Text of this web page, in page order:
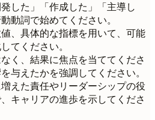
した」「作成した」「主導し
動詞で始めてください。
、具体的な指標を用いて、可能
てください。
く、結果に焦点を当ててくださ
与えたかを強調してください。
えた責任やリーダーシップの役
キャリアの進歩を示してくださ